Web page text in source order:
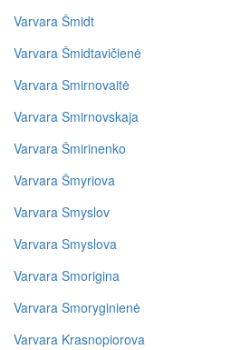
Varvara Šmidt
Varvara Šmidtavičienė
Varvara Smirnovaitė
Varvara Smirnovskaja
Varvara Šmirinenko
Varvara Šmyriova
Varvara Smyslov
Varvara Smyslova
Varvara Smorigina
Varvara Smoryginienė
Varvara Krasnopiorova